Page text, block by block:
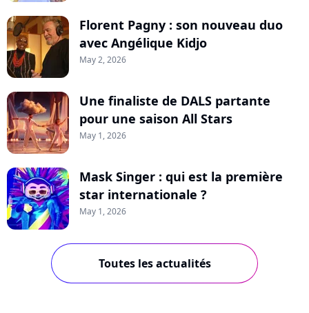
Florent Pagny : son nouveau duo
avec Angélique Kidjo
May 2, 2026
Une finaliste de DALS partante
pour une saison All Stars
May 1, 2026
Mask Singer : qui est la première
star internationale ?
May 1, 2026
Toutes les actualités